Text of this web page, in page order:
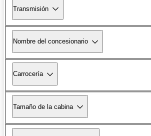
Transmisión
Nombre del concesionario
Carrocería
Tamaño de la cabina